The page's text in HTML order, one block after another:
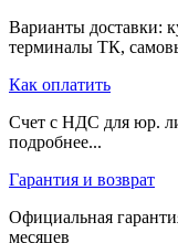
Варианты доставки:
терминалы ТК,
Как оплатить
Счет с НДС для юр.
подробнее...
Гарантия и возврат
Официальная
месяцев